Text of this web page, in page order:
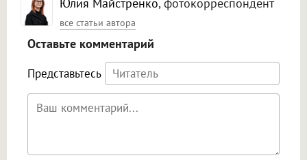
все статьи автора
Оставьте комментарий
Представьтесь